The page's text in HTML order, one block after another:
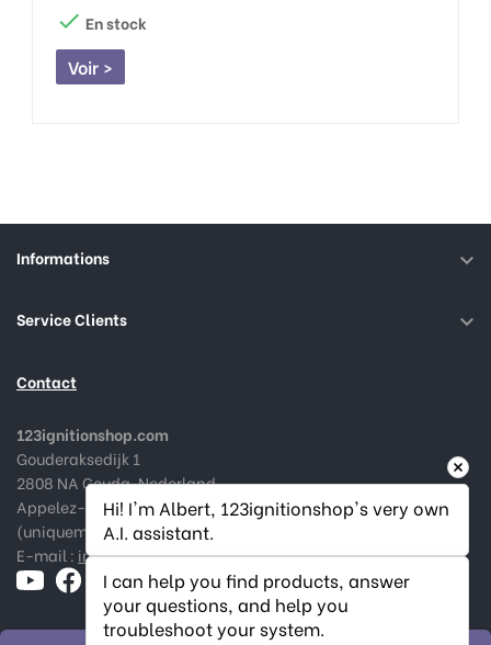
 En stock
Voir >
Informations 
Service Clients 
Contact
123ignitionshop.com
Gouderaksedijk 1
2808 NA Gouda, Nederland
Appelez-nous au :+31182 787974
(uniquement en Néerlandais et Anglais)
E-mail : info@123ignitionshop.com
Hi! I'm Albert, 123ignitionshop's very own
A.I. assistant.
I can help you find products, answer
your questions, and help you
troubleshoot your system.